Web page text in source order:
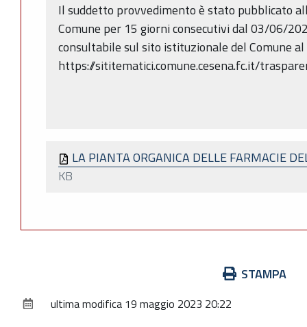
Il suddetto provvedimento è stato pubblicato
Comune per 15 giorni consecutivi dal 03/06/
consultabile sul sito istituzionale del Comune
https://sititematici.comune.cesena.fc.it/
LA PIANTA ORGANICA DELLE FARMACIE
KB
documento
STAMPA
ultima modifica 19 maggio 2023 20:22